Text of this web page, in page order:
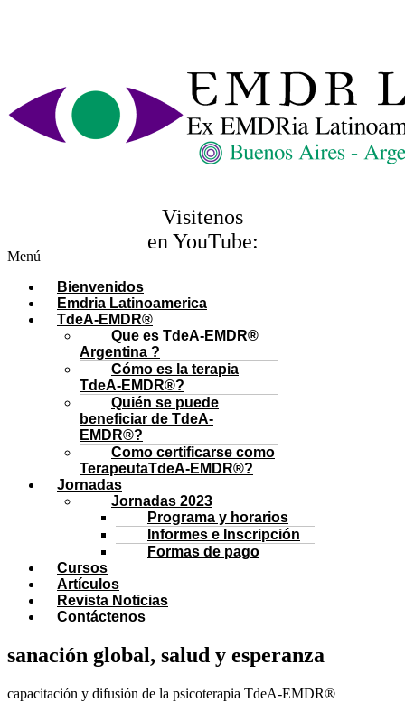
Visitenos
en YouTube:
Menú
Bienvenidos
Emdria Latinoamerica
TdeA-EMDR®
Que es TdeA-EMDR®
Argentina ?
Cómo es la terapia
TdeA-EMDR®?
Quién se puede
beneficiar de TdeA-
EMDR®?
Como certificarse como
TerapeutaTdeA-EMDR®?
Jornadas
Jornadas 2023
Programa y horarios
Informes e Inscripción
Formas de pago
Cursos
Artículos
Revista Noticias
Contáctenos
sanación global, salud y esperanza
capacitación y difusión de la psicoterapia TdeA-EMDR®